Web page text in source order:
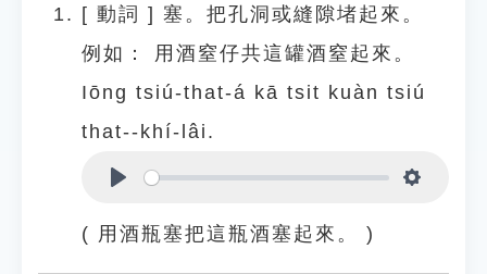
[ 動詞 ] 塞。把孔洞或縫隙堵起來。
例如：
用酒窒仔共這罐酒窒起來。
Iōng tsiú-that-á kā tsit kuàn tsiú
that--khí-lâi.
( 用酒瓶塞把這瓶酒塞起來。 )